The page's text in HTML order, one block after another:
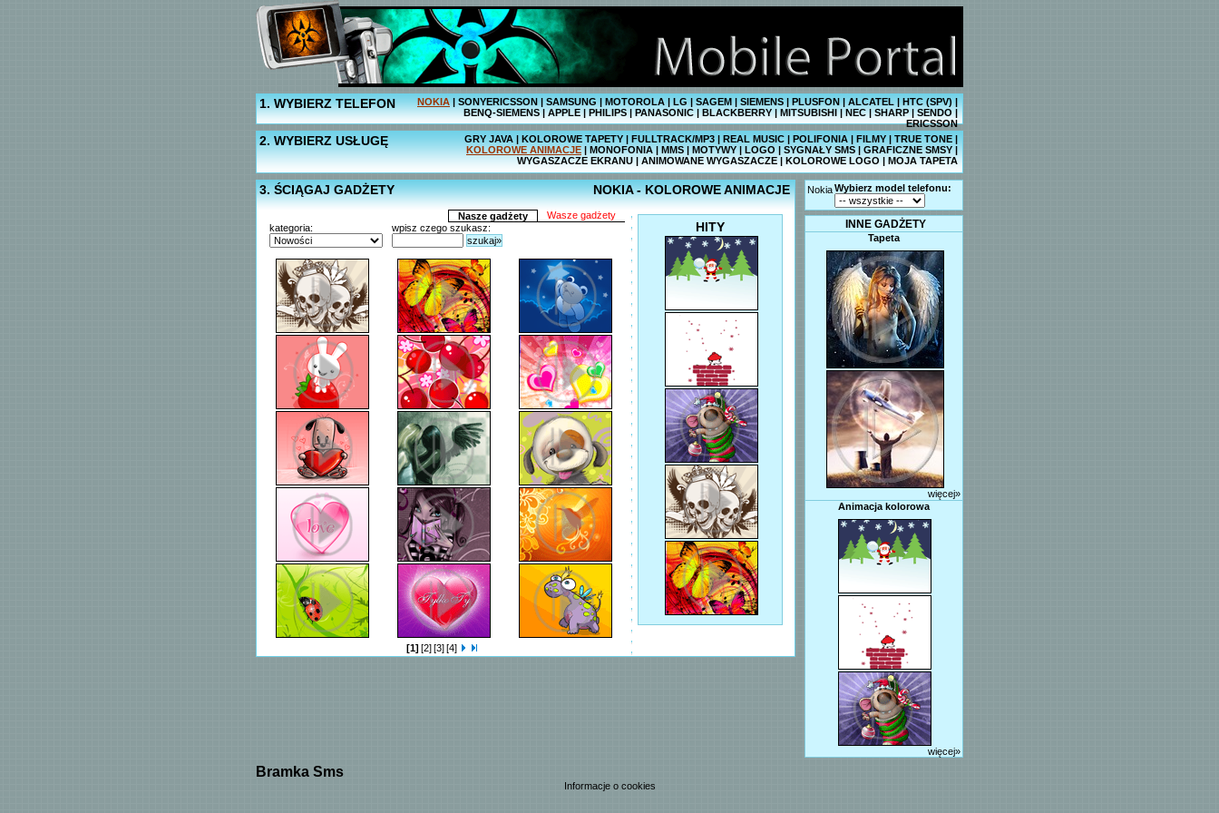
1. WYBIERZ TELEFON NOKIA|SONYERICSSON|SAMSUNG|MOTOROLA|LG|SAGEM|SIEMENS|PLUSFON|ALCATEL|HTC (SPV)|
BENQ-SIEMENS|APPLE|PHILIPS|PANASONIC|BLACKBERRY|MITSUBISHI|NEC|SHARP|SENDO|
ERICSSON
2. WYBIERZ USŁUGĘ GRY JAVA | KOLOROWE TAPETY | FULLTRACK/MP3 | REAL MUSIC | POLIFONIA | FILMY | TRUE TONE |
KOLOROWE ANIMACJE|MONOFONIA|MMS|MOTYWY|LOGO|SYGNAŁY SMS|GRAFICZNE SMSY|
WYGASZACZE EKRANU|ANIMOWANE WYGASZACZE|KOLOROWE LOGO|MOJA TAPETA
3. ŚCIĄGAJ GADŻETY NOKIA - KOLOROWE ANIMACJE
Wasze gadżety
Nasze gadżety
kategoria:
wpisz czego szukasz:
szukaj»
[1] [2][3][4]
HITY
Wybierz model telefonu:
Nokia
INNE GADŻETY
Tapeta
więcej»
Animacja kolorowa
więcej»
Bramka Sms
Informacje o cookies